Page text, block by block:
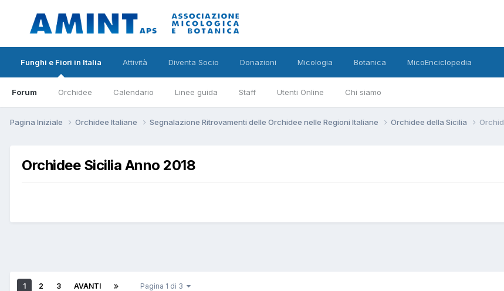
Funghi e Fiori in Italia
Forum Orchidee Calendario Linee guida Staff Utenti Online Chi siamo
Attività Diventa Socio Donazioni Micologia Botanica MicoEnciclopedia
Pagina Iniziale Orchidee Italiane Segnalazione Ritrovamenti delle Orchidee nelle Regioni Italiane Orchidee della Sicilia
Orchidee Sicilia Anno 2018
1 2 3 AVANTI Pagina 1 di 3